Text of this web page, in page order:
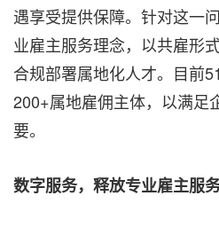
遇享受提供保障。针对这一
业雇主服务理念，以共雇形
合规部署属地化人才。目前
200+属地雇佣主体，以满足
要。
数字服务，释放专业雇主服